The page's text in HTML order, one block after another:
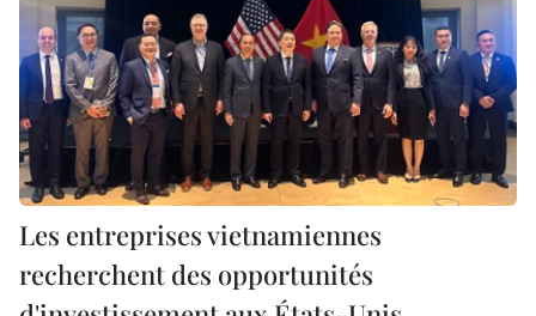
Les entreprises vietnamiennes
recherchent des opportunités